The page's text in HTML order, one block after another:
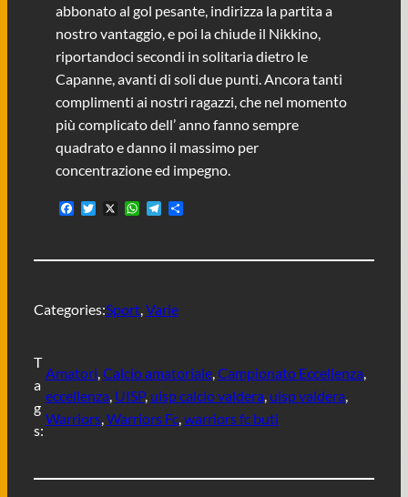
abbonato al gol pesante, indirizza la partita a
nostro vantaggio, e poi la chiude il Nikkino,
riportandoci secondi in solitaria dietro le
Capanne, avanti di soli due punti. Ancora tanti
complimenti ai nostri ragazzi, che nel momento
più complicato dell’ anno fanno sempre
quadrato e danno il massimo per
concentrazione ed impegno.
F
b
k
T
t
X
W
s
p
T
g
m
C
i
Categories:Sport, Varie
T
a
g
s:
Amatori, Calcio amatoriale, Campionato Eccellenza,
eccellenza, UISP, uisp calcio valdera, uisp valdera,
Warriors, Warriors Fc, warriors fc buti